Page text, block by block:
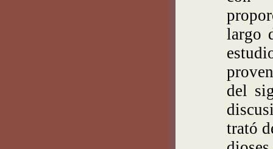
largo
del
trató